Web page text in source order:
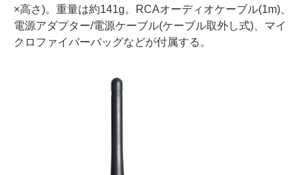
×高さ)。重量は約141g。RCAオーディオケーブル(1m)、
電源アダプター/電源ケーブル(ケーブル取外し式)、マイ
クロファイバーバッグなどが付属する。